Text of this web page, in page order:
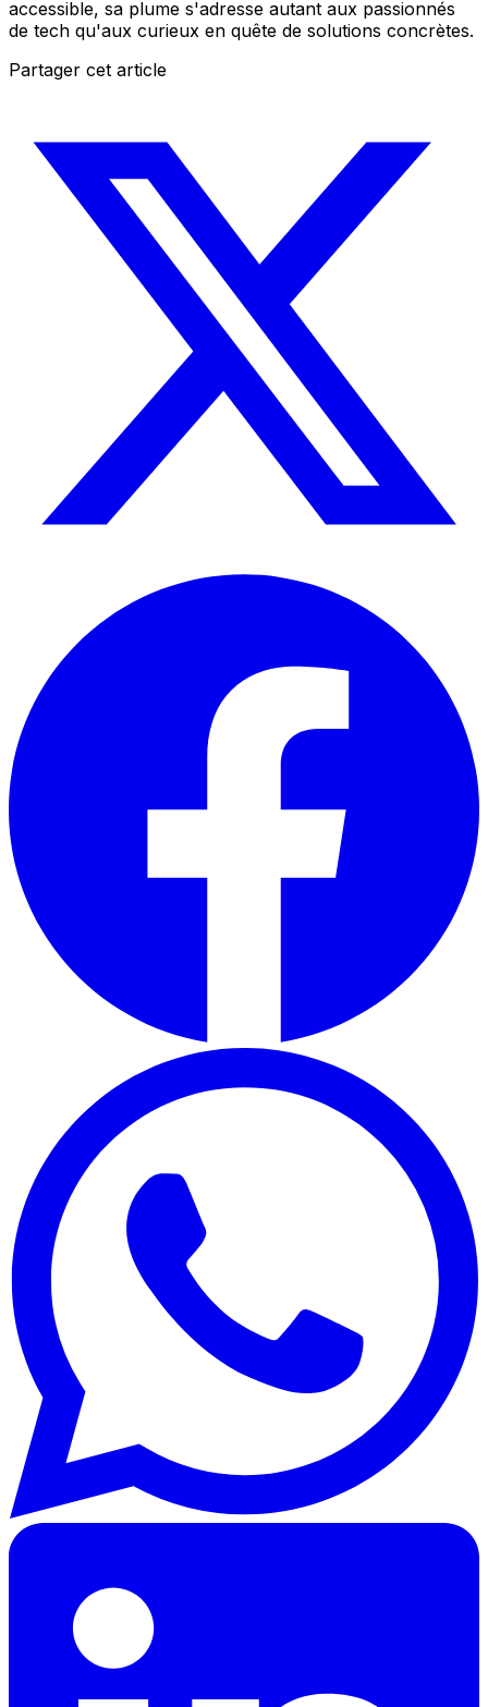
accessible, sa plume s'adresse autant aux passionnés
de tech qu'aux curieux en quête de solutions concrètes.
Partager cet article